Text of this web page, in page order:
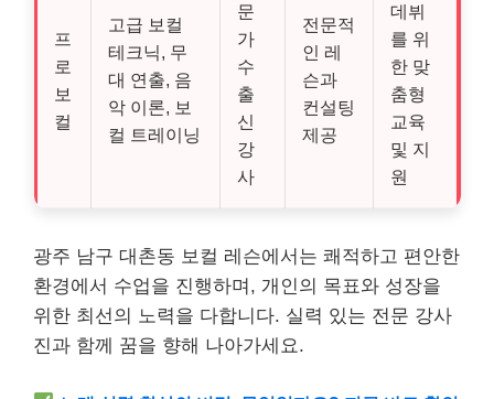
프
로
보
컬
고급 보컬
테크닉, 무
대 연출, 음
악 이론, 보
컬 트레이닝
문
가
수
출
신
강
사
전문적
인 레
슨과
컨설팅
제공
데뷔
를 위
한 맞
춤형
교육
및 지
원
광주 남구 대촌동 보컬 레슨에서는 쾌적하고 편안한
환경에서 수업을 진행하며, 개인의 목표와 성장을
위한 최선의 노력을 다합니다. 실력 있는 전문 강사
진과 함께 꿈을 향해 나아가세요.